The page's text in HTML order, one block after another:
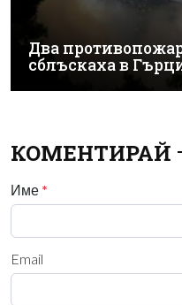
Два
сблъскаха в
КОМЕНТИРАЙ
Име *
Email